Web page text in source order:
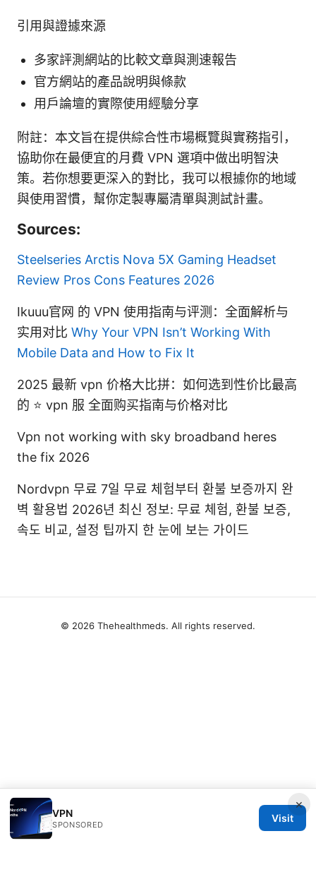
引用與證據來源
多家評測網站的比較文章與測速報告
官方網站的產品說明與條款
用戶論壇的實際使用經驗分享
附註：本文旨在提供綜合性市場概覽與實務指引，
協助你在最便宜的月費 VPN 選項中做出明智決
策。若你想要更深入的對比，我可以根據你的地域
與使用習慣，幫你定製專屬清單與測試計畫。
Sources:
Steelseries Arctis Nova 5X Gaming Headset
Review Pros Cons Features 2026
Ikuuu官网 的 VPN 使用指南与评测：全面解析与
实用对比 Why Your VPN Isn’t Working With
Mobile Data and How to Fix It
2025 最新 vpn 价格大比拼：如何选到性价比最高
的 ⭐ vpn 服 全面购买指南与价格对比
Vpn not working with sky broadband heres
the fix 2026
Nordvpn 무료 7일 무료 체험부터 환불 보증까지 완
벽 활용법 2026년 최신 정보: 무료 체험, 환불 보증,
속도 비교, 설정 팁까지 한 눈에 보는 가이드
×
VPN
SPONSORED
Visit
© 2026 Thehealthmeds. All rights reserved.